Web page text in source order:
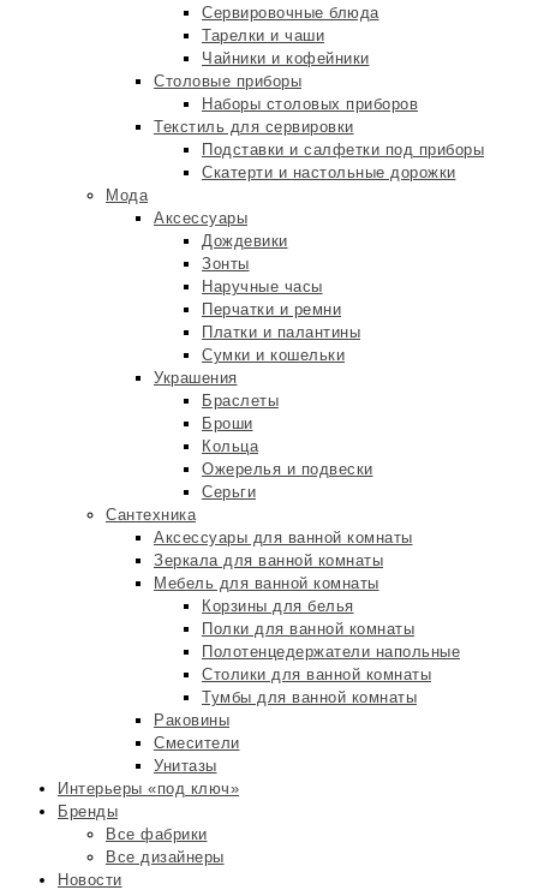
Сервировочные блюда
Тарелки и чаши
Чайники и кофейники
Столовые приборы
Наборы столовых приборов
Текстиль для сервировки
Подставки и салфетки под приборы
Скатерти и настольные дорожки
Мода
Аксессуары
Дождевики
Зонты
Наручные часы
Перчатки и ремни
Платки и палантины
Сумки и кошельки
Украшения
Браслеты
Броши
Кольца
Ожерелья и подвески
Серьги
Сантехника
Аксессуары для ванной комнаты
Зеркала для ванной комнаты
Мебель для ванной комнаты
Корзины для белья
Полки для ванной комнаты
Полотенцедержатели напольные
Столики для ванной комнаты
Тумбы для ванной комнаты
Раковины
Смесители
Унитазы
Интерьеры «под ключ»
Бренды
Все фабрики
Все дизайнеры
Новости